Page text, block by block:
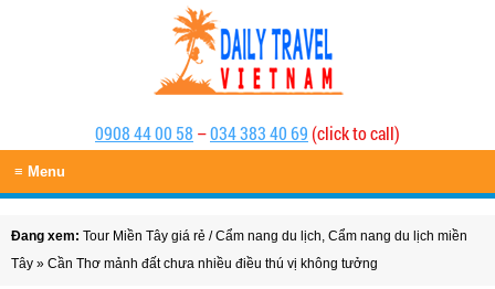
0908 44 00 58 –034 383 40 69 (click to call)
≡ Menu
Đang xem: Tour Miền Tây giá rẻ /Cẩm nang du lịch, Cẩm nang du lịch miền
Tây » Cần Thơ mảnh đất chưa nhiều điều thú vị không tưởng